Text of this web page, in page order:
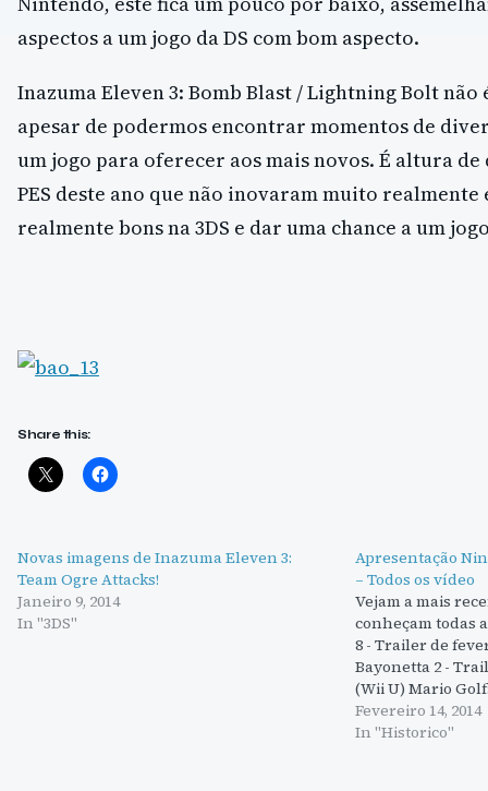
aspectos a um jogo da DS com bom aspecto.
Inazuma Eleven 3: Bomb Blast / Lightning Bolt
apesar de podermos encontrar momentos de
um jogo para oferecer aos mais novos. É altura de
PES deste ano que não inovaram muito realmente
realmente bons na 3DS e dar uma chance a um
Share this:
Novas imagens de Inazuma Eleven 3:
Team Ogre Attacks!
Janeiro 9, 2014
In "3DS"
Apresentação
– Todos os vídeo
Vejam a mais
conheçam todas
8 - Trailer de
Bayonetta 2 -
(Wii U) Mario
(Nintendo 3DS)
Trailer
Fevereiro 14, 2014
In "Historico"